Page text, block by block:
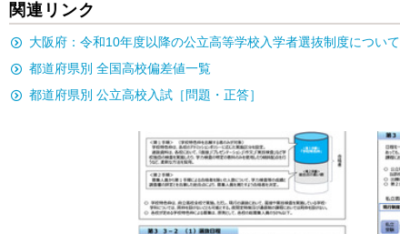
関連リンク
大阪府：令和10年度以降の公立高等学校入学者選抜制度について
都道府県別 全国高校偏差値一覧
都道府県別 公立高校入試［問題・正答］